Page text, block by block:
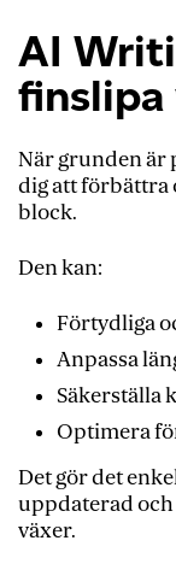
AI
finslipa
När grunden är
dig att förbättra
block.
Den kan:
Förtydliga
Anpassa
Säkerställa
Optimera
Det gör det
uppdaterad
växer.